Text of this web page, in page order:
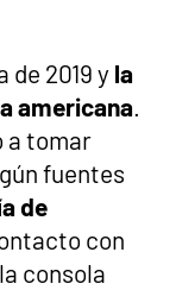
de 2019 y la
americana.
a tomar
fuentes
de
con
consola